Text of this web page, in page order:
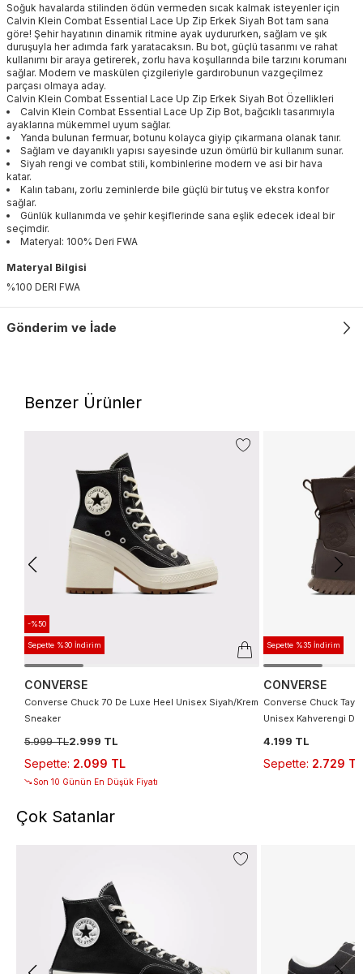
Soğuk havalarda stilinden ödün vermeden sıcak kalmak isteyenler için
Calvin Klein Combat Essential Lace Up Zip Erkek Siyah Bot tam sana
göre! Şehir hayatının dinamik ritmine ayak uydururken, sağlam ve şık
duruşuyla her adımda fark yaratacaksın. Bu bot, güçlü tasarımı ve rahat
kullanımı bir araya getirerek, zorlu hava koşullarında bile tarzını korumanı
sağlar. Modern ve maskülen çizgileriyle gardırobunun vazgeçilmez
parçası olmaya aday.
Calvin Klein Combat Essential Lace Up Zip Erkek Siyah Bot Özellikleri
Calvin Klein Combat Essential Lace Up Zip Bot, bağcıklı tasarımıyla
ayaklarına mükemmel uyum sağlar.
Yanda bulunan fermuar, botunu kolayca giyip çıkarmana olanak tanır.
Sağlam ve dayanıklı yapısı sayesinde uzun ömürlü bir kullanım sunar.
Siyah rengi ve combat stili, kombinlerine modern ve asi bir hava
katar.
Kalın tabanı, zorlu zeminlerde bile güçlü bir tutuş ve ekstra konfor
sağlar.
Günlük kullanımda ve şehir keşiflerinde sana eşlik edecek ideal bir
seçimdir.
Materyal: 100% Deri FWA
Materyal Bilgisi
%100 DERI FWA
Gönderim ve İade
Benzer Ürünler
-%50
Sepette %30 İndirim
CONVERSE
Converse Chuck 70 De Luxe Heel Unisex Siyah/Krem
Sneaker
5.999 TL2.999 TL
Sepette: 2.099 TL
Son 10 Günün En Düşük Fiyatı
Sepette %35 İndirim
CONVERSE
Converse Chuck
Unisex Kahverengi
4.199 TL
Sepette: 2.729 TL
Çok Satanlar